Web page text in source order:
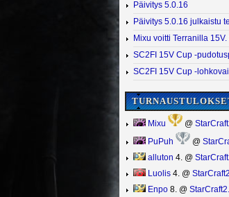
Päivitys 5.0.16
Päivitys 5.0.16 julkaistu
Mixu voitti Terranilla 15V.
SC2FI 15V Cup -
SC2FI 15V Cup -
Mixu @
PuPuh @
alluton 4. @
Luolis 4. @
Enpo 8. @